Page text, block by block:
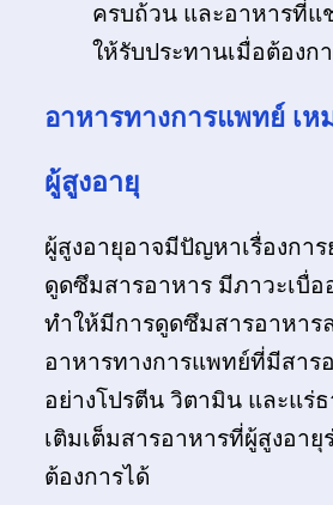
ครบถ้วน และอาหารที่แ
ให้รับประทานเมื่อต้องก
อาหารทางการแพทย์ เห
ผู้สูงอายุ
ผู้สูงอายุอาจมีปัญหาเรื่องกา
ดูดซึมสารอาหาร มีภาวะเบื่อ
ทำให้มีการดูดซึมสารอาหาร
อาหารทางการแพทย์ที่มีสาร
อย่างโปรตีน วิตามิน และแร่
เติมเต็มสารอาหารที่ผู้สูงอายุ
ต้องการได้